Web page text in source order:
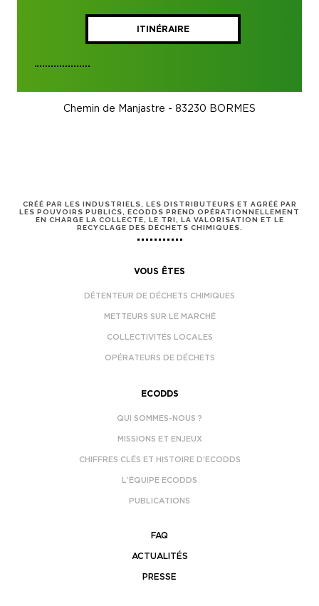
ITINÉRAIRE
Chemin de Manjastre - 83230 BORMES
CRÉÉ PAR LES INDUSTRIELS, LES DISTRIBUTEURS ET AGRÉÉ PAR
LES POUVOIRS PUBLICS, ECODDS PREND OPÉRATIONNELLEMENT
EN CHARGE LA COLLECTE, LE TRI, LA VALORISATION ET LE
RECYCLAGE DES DÉCHETS CHIMIQUES.
VOUS ÊTES
DÉTENTEUR DE DÉCHETS CHIMIQUES
METTEURS SUR LE MARCHÉ
COLLECTIVITÉS LOCALES
OPÉRATEURS DE DÉCHETS
ECODDS
QUI SOMMES-NOUS ?
MISSIONS ET ENJEUX
CHIFFRES CLÉS ET HISTOIRE D’ECODDS
L’ÉQUIPE ECODDS
PUBLICATIONS
FAQ
ACTUALITÉS
PRESSE